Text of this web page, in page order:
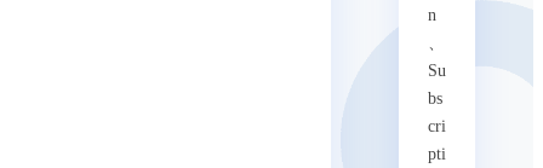
n
、
Su
bs
cri
pti